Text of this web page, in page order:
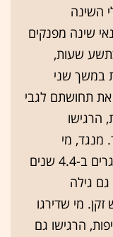
השינה
שינה מפנקים
שעות,
במשך שני
את תחושתם לגבי
הרגישו
מנגד, מי
ששישנו רק ארבע שעות הרגישו מבוגרים ב-4.4 שנים
גילה
מי שדירגו
בסולם העייפות, הרגישו גם